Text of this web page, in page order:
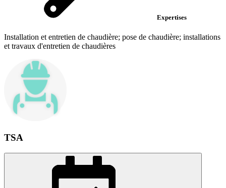
Expertises
Installation et entretien de chaudière; pose de chaudière; installations
et travaux d'entretien de chaudières
TSA